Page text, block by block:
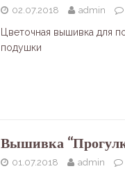
02.07.2018 admin
Цветочная вышивка для
подушки
Вышивка
01.07.2018 admin